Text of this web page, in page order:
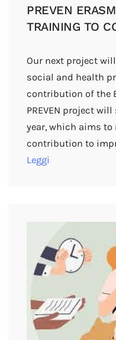
PREVEN
TRAINING TO
Our next project
social and health
contribution of the
PREVEN project
year, which aims
contribution to
Leggi